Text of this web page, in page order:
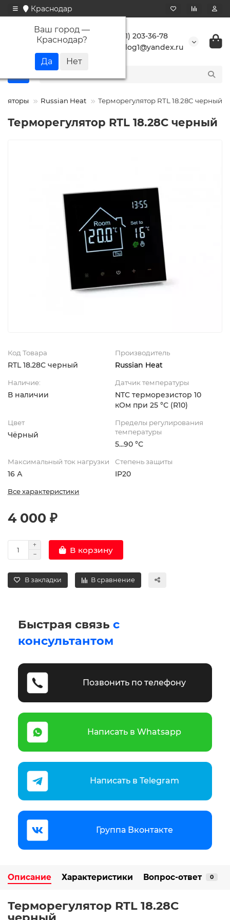
Краснодар
Ваш город —
Краснодар?
+7 (861) 203-36-78
buranlog1@yandex.ru
Russian Heat Терморегулятор RTL 18.28C черный
Терморегулятор RTL 18.28C черный
Код Товара
RTL 18.28C черный
Производитель
Russian Heat
Наличие:
В наличии
Датчик температуры
NTC терморезистор 10
кОм при 25 °С (R10)
Цвет
Чёрный
Пределы регулирования
температуры
5...90 °С
Максимальный ток нагрузки
16 А
Степень защиты
IP20
Все характеристики
4 000 ₽
В корзину
В закладки В сравнение
Быстрая связь с
консультантом
Позвонить по телефону
Написать в Whatsapp
Написать в Telegram
Группа Вконтакте
Описание Характеристики Вопрос-ответ 0
Терморегулятор RTL 18.28C